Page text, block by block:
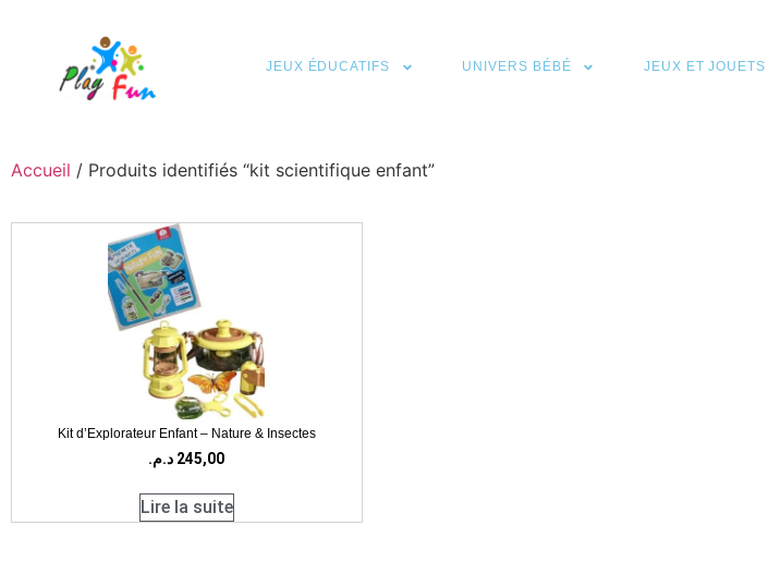
JEUX ÉDUCATIFS UNIVERS BÉBÉ JEUX ET JOUETS
Accueil / Produits identifiés “kit scientifique enfant”
Kit d’Explorateur Enfant – Nature & Insectes
245,00 د.م.
Lire la suite